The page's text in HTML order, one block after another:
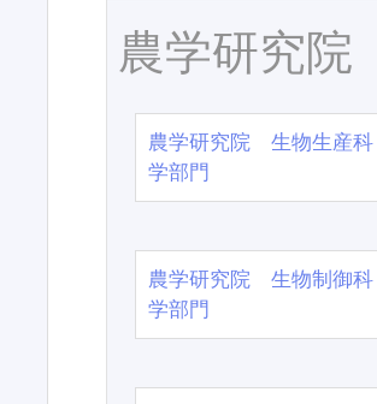
農学研究院
農学研究院 生物生産科
学部門
農学研究院 生物制御科
学部門